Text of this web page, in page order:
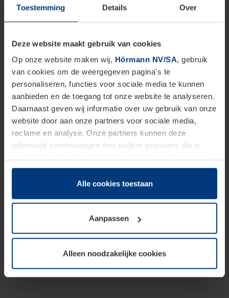
Toestemming Details Over
Deze website maakt gebruik van cookies
Op onze website maken wij, Hörmann NV/SA, gebruik
van cookies om de weergegeven pagina's te
personaliseren, functies voor sociale media te kunnen
aanbieden en de toegang tot onze website te analyseren.
Daarnaast geven wij informatie over uw gebruik van onze
website door aan onze partners voor sociale media,
reclame en analyse. Onze partners kunnen deze
informatie samenvoegen met andere gegevens die u
hun diensten hebben verzameld.
Juridisch hebben wij het recht om cookies op uw
van deze pagina's absoluut vereist is. Voor alle andere
soorten cookies is uw toestemming benodigd. Uw
toestemming kunt u op elk moment bij de uitleg van de
wijzigen of herroepen.
Alle cookies toestaan
Aanpassen
Alleen noodzakelijke cookies